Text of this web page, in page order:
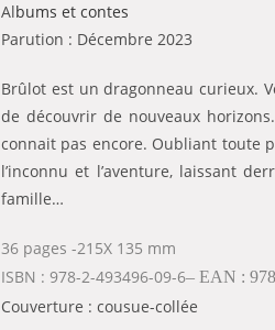
Albums et contes
Parution : Décembre 2023
Brûlot est un dragonneau curieux.
de découvrir de nouveaux
connait pas encore. Oubliant toute
l’inconnu et l’aventure, laissant
famille…
36 pages -215X 135 mm
ISBN : 978-2-493496-09-6– EAN :
Couverture : cousue-collée